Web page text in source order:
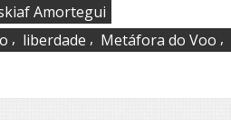
Amortegui
, liberdade , Metáfora do Voo ,